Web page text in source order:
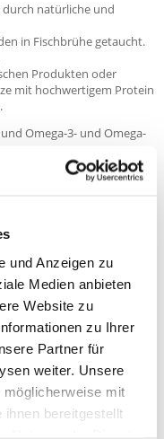
und Anzeigen zu
Medien anbieten
Website zu
zu Ihrer
Partner für
weiter. Unsere
mit
bereitgestellt
natürliche und
in Fischbrühe getaucht.
Produkten oder
mit hochwertigem Protein
Omega-3- und Omega-
Farb- und Aromastoffen,
enthält zwei Portionen für
Herstellung von Applaws-
Arten und wird in